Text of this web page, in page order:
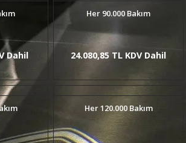
Dahil
Her 90.000 Bakım
24.080,85 TL KDV Dahil
Her 120.000 Bakım